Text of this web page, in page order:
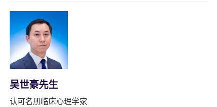
吴世豪先生
认可名册临床心理学家